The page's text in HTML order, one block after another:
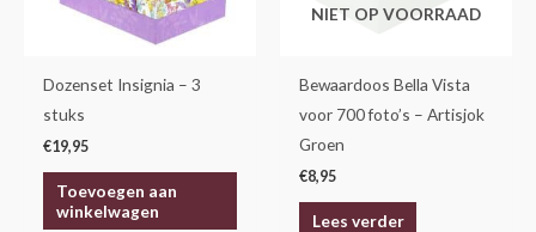
Dozenset Insignia – 3
stuks
€19,95
Toevoegen aan
winkelwagen
NIET OP VOORRAAD
Bewaardoos Bella Vista
voor 700 foto’s – Artisjok
Groen
€8,95
Lees verder